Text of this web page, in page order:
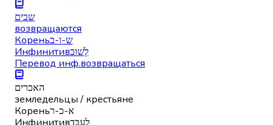
שבים
возвращаются
Кореньש-ו-ב
Инфинитивלָשׁוּב
Перевод инф.возвращаться
האכרים
земледельцы / крестьяне
Кореньא-כ-ר